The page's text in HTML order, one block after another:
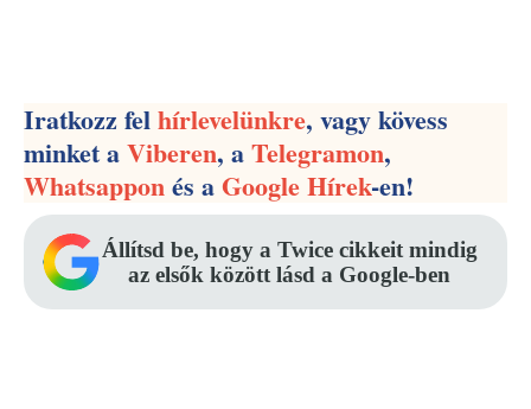
Iratkozz felhírlevelünkre, vagy kövess
minket aViberen, aTelegramon,
Whatsapponés aGoogle Hírek-en!
Állítsd be, hogy a Twice cikkeit mindig
az elsők között lásd a Google-ben